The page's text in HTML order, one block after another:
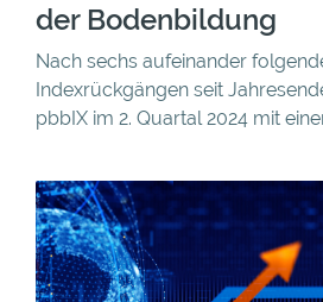
der Bodenbildung
Nach sechs aufeinander
Indexrückgängen seit
pbbIX im 2. Quartal 2024 mit